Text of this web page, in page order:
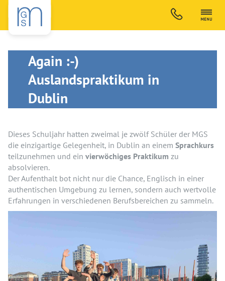
Again :-)
Auslandspraktikum in
Dublin
Dieses Schuljahr hatten zweimal je zwölf Schüler der MGS
die einzigartige Gelegenheit, in Dublin an einem Sprachkurs
teilzunehmen und ein vierwöchiges Praktikum zu
absolvieren.
Der Aufenthalt bot nicht nur die Chance, Englisch in einer
authentischen Umgebung zu lernen, sondern auch wertvolle
Erfahrungen in verschiedenen Berufsbereichen zu sammeln.